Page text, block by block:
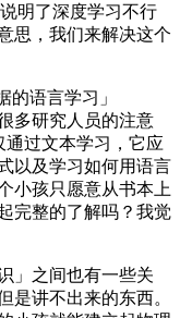
明了深度学习不行
思，我们来解决这个
语言学习」
很多研究人员的注意
过文本学习，它应
以及学习如何用语言
小孩只愿意从书本上
完整的了解吗？我觉
之间也有一些关
是讲不出来的东西。